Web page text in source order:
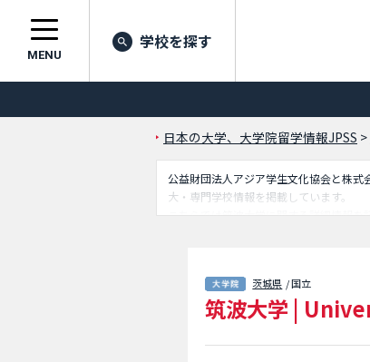
MENU
学校を探す
日本の大学、大学院留学情報JPSS >
公益財団法人アジア学生文化協会と株式
大・専門学校情報を掲載しています。
こちらでは筑波大学に関する詳細情報
ているので是非ご利用ください。
茨城県 / 国立
筑波大学 |